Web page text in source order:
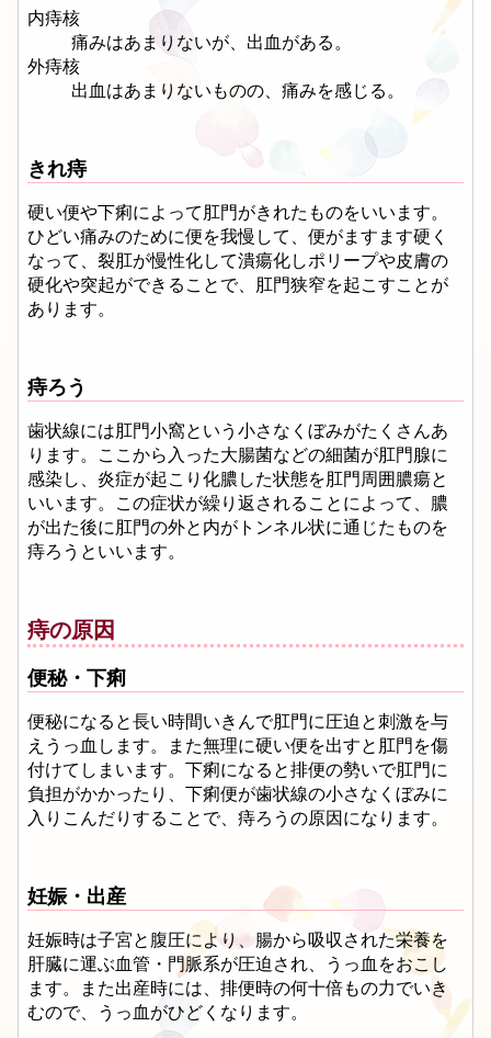
内痔核
痛みはあまりないが、出血がある。
外痔核
出血はあまりないものの、痛みを感じる。
きれ痔
硬い便や下痢によって肛門がきれたものをいいます。
ひどい痛みのために便を我慢して、便がますます硬く
なって、裂肛が慢性化して潰瘍化しポリープや皮膚の
硬化や突起ができることで、肛門狭窄を起こすことが
あります。
痔ろう
歯状線には肛門小窩という小さなくぼみがたくさんあ
ります。ここから入った大腸菌などの細菌が肛門腺に
感染し、炎症が起こり化膿した状態を肛門周囲膿瘍と
いいます。この症状が繰り返されることによって、膿
が出た後に肛門の外と内がトンネル状に通じたものを
痔ろうといいます。
痔の原因
便秘・下痢
便秘になると長い時間いきんで肛門に圧迫と刺激を与
えうっ血します。また無理に硬い便を出すと肛門を傷
付けてしまいます。下痢になると排便の勢いで肛門に
負担がかかったり、下痢便が歯状線の小さなくぼみに
入りこんだりすることで、痔ろうの原因になります。
妊娠・出産
妊娠時は子宮と腹圧により、腸から吸収された栄養を
肝臓に運ぶ血管・門脈系が圧迫され、うっ血をおこし
ます。また出産時には、排便時の何十倍もの力でいき
むので、うっ血がひどくなります。